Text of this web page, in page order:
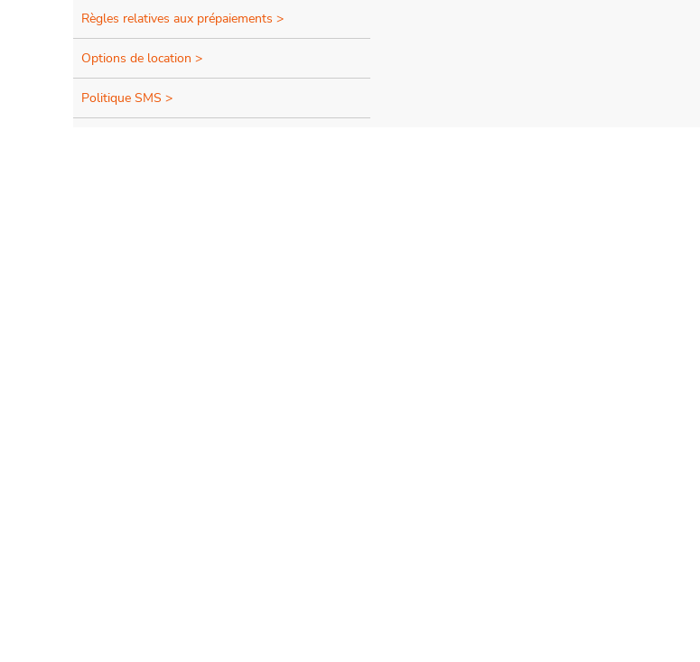
Règles relatives aux prépaiements >
Options de location >
Politique SMS >